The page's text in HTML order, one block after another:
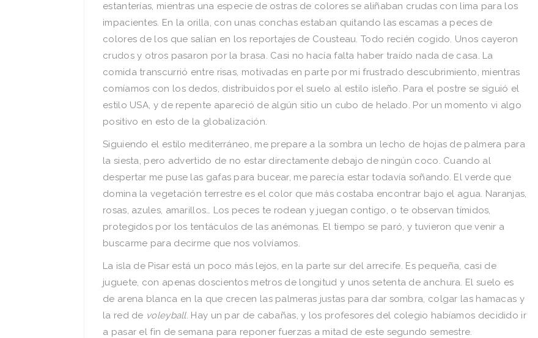
estanterías, mientras una especie de ostras de colores se aliñaban crudas con lima para los
impacientes. En la orilla, con unas conchas estaban quitando las escamas a peces de
colores de los que salían en los reportajes de Cousteau. Todo recién cogido. Unos cayeron
crudos y otros pasaron por la brasa. Casi no hacía falta haber traído nada de casa. La
comida transcurrió entre risas, motivadas en parte por mi frustrado descubrimiento, mientras
comíamos con los dedos, distribuidos por el suelo al estilo isleño. Para el postre se siguió el
estilo USA, y de repente apareció de algún sitio un cubo de helado. Por un momento vi algo
positivo en esto de la globalización.
Siguiendo el estilo mediterráneo, me prepare a la sombra un lecho de hojas de palmera para
la siesta, pero advertido de no estar directamente debajo de ningún coco. Cuando al
despertar me puse las gafas para bucear, me parecía estar todavía soñando. El verde que
domina la vegetación terrestre es el color que más costaba encontrar bajo el agua. Naranjas,
rosas, azules, amarillos… Los peces te rodean y juegan contigo, o te observan tímidos,
protegidos por los tentáculos de las anémonas. El tiempo se paró, y tuvieron que venir a
buscarme para decirme que nos volvíamos.
La isla de Pisar está un poco más lejos, en la parte sur del arrecife. Es pequeña, casi de
juguete, con apenas doscientos metros de longitud y unos setenta de anchura. El suelo es
de arena blanca en la que crecen las palmeras justas para dar sombra, colgar las hamacas y
la red de voleyball. Hay un par de cabañas, y los profesores del colegio habíamos decidido ir
a pasar el fin de semana para reponer fuerzas a mitad de este segundo semestre.